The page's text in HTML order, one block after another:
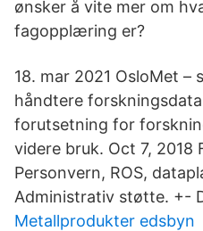
ønsker å vite mer om
fagopplæring er?
18. mar 2021 OsloMet
håndtere
forutsetning for
videre bruk. Oct 7, 2018
Personvern, ROS,
Administrativ støtte. +-
Metallprodukter edsbyn